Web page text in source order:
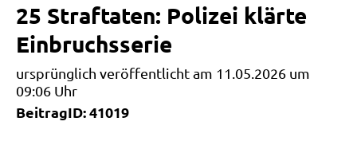
25 Straftaten: Polizei klärte
Einbruchsserie
ursprünglich veröffentlicht am 11.05.2026 um
09:06 Uhr
BeitragID: 41019